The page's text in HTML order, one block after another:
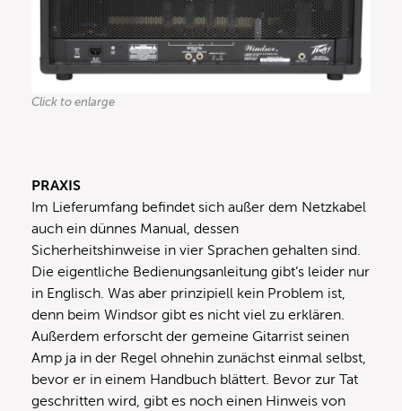
Click to enlarge
PRAXIS
Im Lieferumfang befindet sich außer dem Netzkabel
auch ein dünnes Manual, dessen
Sicherheitshinweise in vier Sprachen gehalten sind.
Die eigentliche Bedienungsanleitung gibt’s leider nur
in Englisch. Was aber prinzipiell kein Problem ist,
denn beim Windsor gibt es nicht viel zu erklären.
Außerdem erforscht der gemeine Gitarrist seinen
Amp ja in der Regel ohnehin zunächst einmal selbst,
bevor er in einem Handbuch blättert. Bevor zur Tat
geschritten wird, gibt es noch einen Hinweis von